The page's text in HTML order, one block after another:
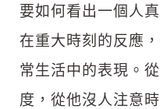
要如何看出一個人
在重大時刻的反應
常生活中的表現。
度，從他沒人注意